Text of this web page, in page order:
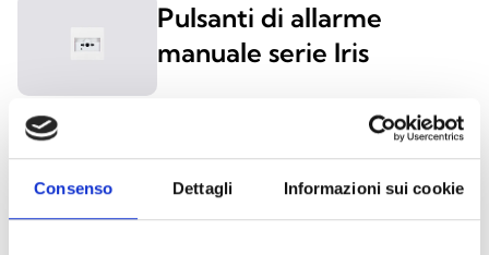
Consenso Dettagli Informazioni sui cookie
Pulsanti di allarme
manuale serie Iris
Pulsante di allarme
WC0010